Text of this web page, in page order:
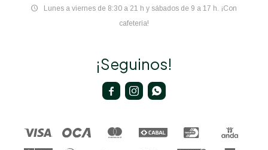
Lunes a viernes de 8:30 a 21 h y sábados de 9 a 17 h. ¡Con
cafetería!
¡Seguinos!
  